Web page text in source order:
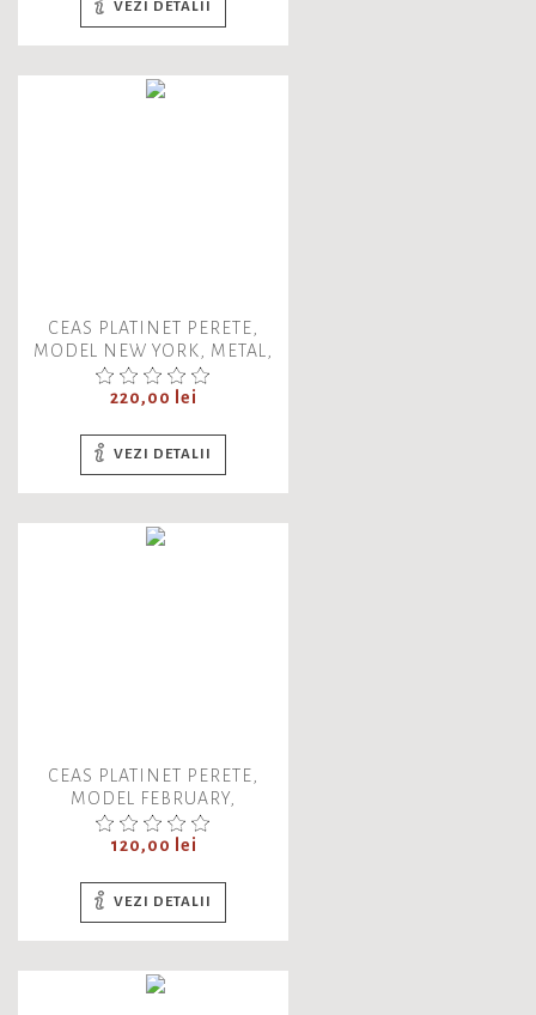
VEZI DETALII
CEAS PLATINET PERETE,
MODEL NEW YORK, METAL,
CU BRAT DECORATIV,
VINTAGE
Pret
220,00 lei
VEZI DETALII
CEAS PLATINET PERETE,
MODEL FEBRUARY,
ARGINTIU,
Pret
120,00 lei
VEZI DETALII